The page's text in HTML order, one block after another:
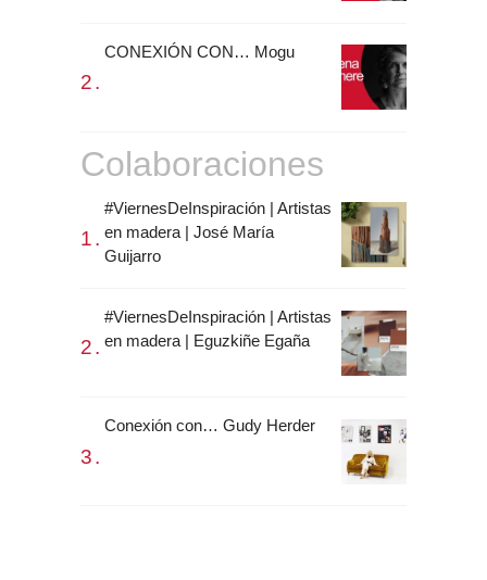
CONEXIÓN CON… Mogu
Colaboraciones
#ViernesDeInspiración | Artistas
en madera | José María
Guijarro
#ViernesDeInspiración | Artistas
en madera | Eguzkiñe Egaña
Conexión con… Gudy Herder